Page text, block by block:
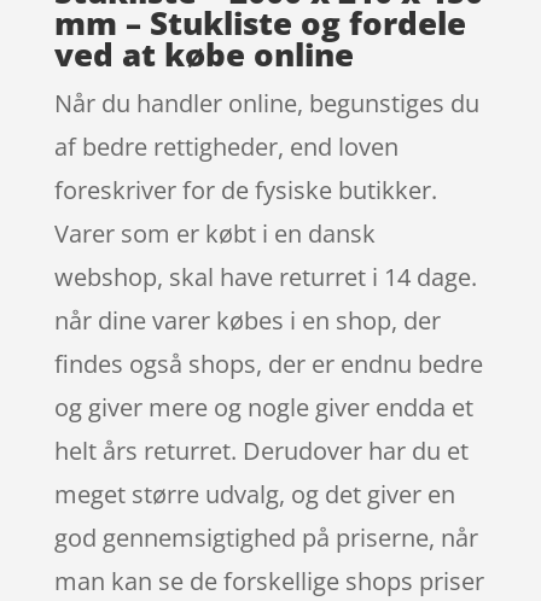
mm – Stukliste og fordele
ved at købe online
Når du handler online, begunstiges du
af bedre rettigheder, end loven
foreskriver for de fysiske butikker.
Varer som er købt i en dansk
webshop, skal have returret i 14 dage.
når dine varer købes i en shop, der
findes også shops, der er endnu bedre
og giver mere og nogle giver endda et
helt års returret. Derudover har du et
meget større udvalg, og det giver en
god gennemsigtighed på priserne, når
man kan se de forskellige shops priser